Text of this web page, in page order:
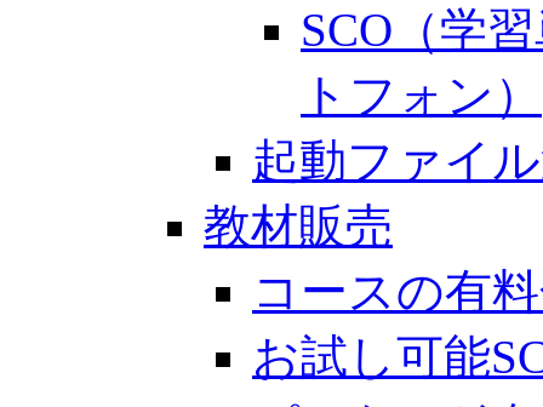
SCO（学
トフォン）
起動ファイ
教材販売
コースの有
お試し可能